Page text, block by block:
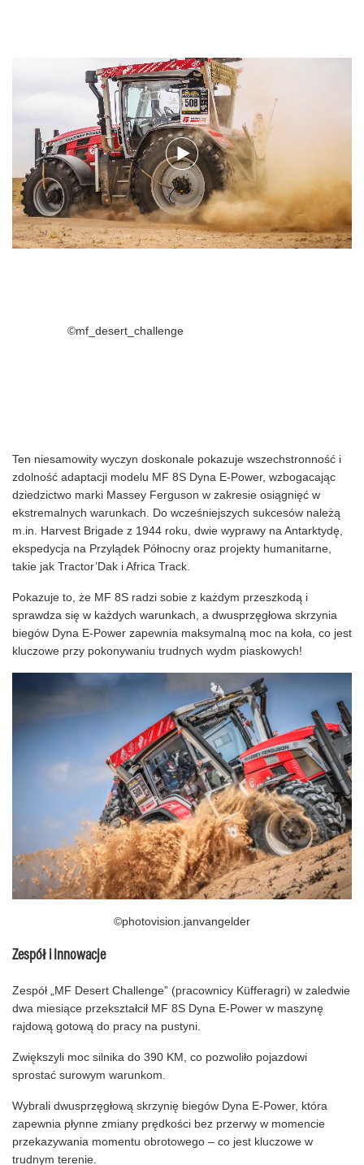
©mf_desert_challenge
Ten niesamowity wyczyn doskonale pokazuje wszechstronność i
zdolność adaptacji modelu MF 8S Dyna E-Power, wzbogacając
dziedzictwo marki Massey Ferguson w zakresie osiągnięć w
ekstremalnych warunkach. Do wcześniejszych sukcesów należą
m.in. Harvest Brigade z 1944 roku, dwie wyprawy na Antarktydę,
ekspedycja na Przylądek Północny oraz projekty humanitarne,
takie jak Tractor’Dak i Africa Track.
Pokazuje to, że MF 8S radzi sobie z każdym przeszkodą i
sprawdza się w każdych warunkach, a dwusprzęgłowa skrzynia
biegów Dyna E-Power zapewnia maksymalną moc na koła, co jest
kluczowe przy pokonywaniu trudnych wydm piaskowych!
©photovision.janvangelder
Zespół i Innowacje
Zespół „MF Desert Challenge” (pracownicy Küfferagri) w zaledwie
dwa miesiące przekształcił MF 8S Dyna E-Power w maszynę
rajdową gotową do pracy na pustyni.
Zwiększyli moc silnika do 390 KM, co pozwoliło pojazdowi
sprostać surowym warunkom.
Wybrali dwusprzęgłową skrzynię biegów Dyna E-Power, która
zapewnia płynne zmiany prędkości bez przerwy w momencie
przekazywania momentu obrotowego – co jest kluczowe w
trudnym terenie.